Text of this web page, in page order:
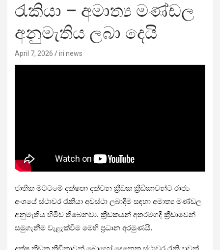
රැකියා – අමාත්‍ය මණ්ඩල
අනුමැතිය ලබා දෙයි
April 7, 2026 iri news
ජාතික මට්ටමේ දක්ෂතා දක්වන ක්‍රීඩක ක්‍රීඩිකාවන්ට රාජ්‍ය
අංශයේ ස්ථාවර රැකියා අවස්ථා ලබාදීම සඳහා අමාත්‍ය මණ්ඩල
අනුමැතිය හිමිව තිබෙනවා. ක්‍රීඩකයන් අතරමගදී ක්‍රීඩාවෙන්
සමුගැනීම වැළැක්වීම මෙහි ප්‍රධාන අරමුණයි.
දක්ෂ ක්‍රීඩක ක්‍රීඩිකාවන් බොහෝ දෙනෙකු ස්ථාවර රැකියාවක්